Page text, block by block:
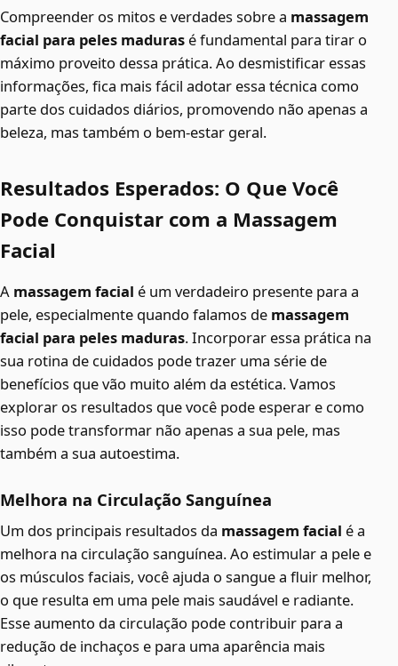
Compreender os mitos e verdades sobre a massagem
facial para peles maduras é fundamental para tirar o
máximo proveito dessa prática. Ao desmistificar essas
informações, fica mais fácil adotar essa técnica como
parte dos cuidados diários, promovendo não apenas a
beleza, mas também o bem-estar geral.
Resultados Esperados: O Que Você
Pode Conquistar com a Massagem
Facial
A massagem facial é um verdadeiro presente para a
pele, especialmente quando falamos de massagem
facial para peles maduras. Incorporar essa prática na
sua rotina de cuidados pode trazer uma série de
benefícios que vão muito além da estética. Vamos
explorar os resultados que você pode esperar e como
isso pode transformar não apenas a sua pele, mas
também a sua autoestima.
Melhora na Circulação Sanguínea
Um dos principais resultados da massagem facial é a
melhora na circulação sanguínea. Ao estimular a pele e
os músculos faciais, você ajuda o sangue a fluir melhor,
o que resulta em uma pele mais saudável e radiante.
Esse aumento da circulação pode contribuir para a
redução de inchaços e para uma aparência mais